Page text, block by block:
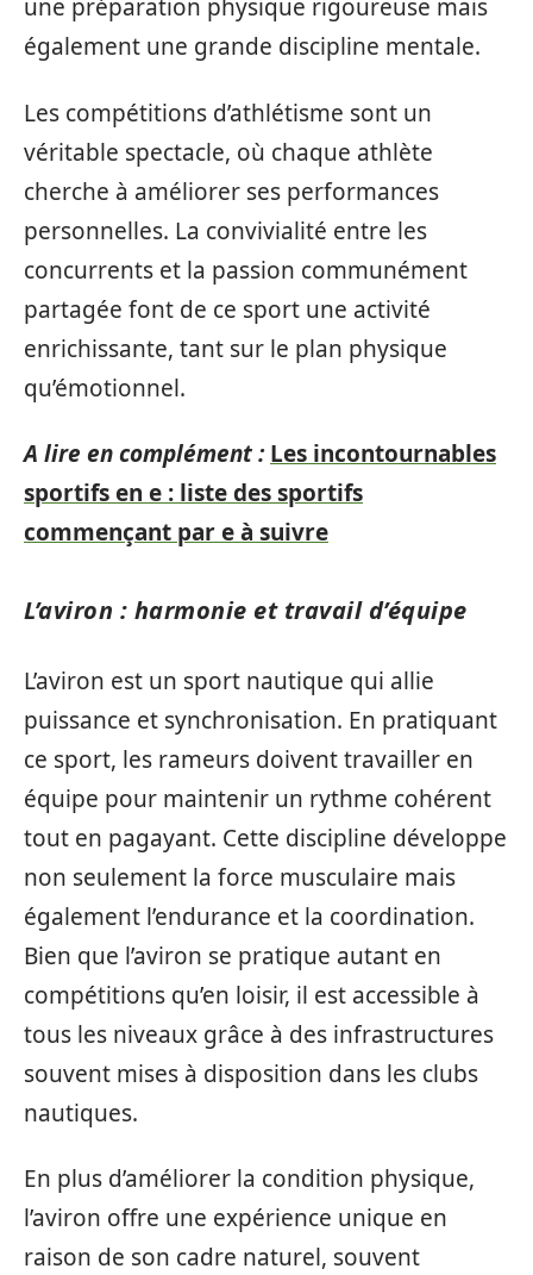
une préparation physique rigoureuse mais
également une grande discipline mentale.
Les compétitions d’athlétisme sont un
véritable spectacle, où chaque athlète
cherche à améliorer ses performances
personnelles. La convivialité entre les
concurrents et la passion communément
partagée font de ce sport une activité
enrichissante, tant sur le plan physique
qu’émotionnel.
A lire en complément : Les incontournables
sportifs en e : liste des sportifs
commençant par e à suivre
L’aviron : harmonie et travail d’équipe
L’aviron est un sport nautique qui allie
puissance et synchronisation. En pratiquant
ce sport, les rameurs doivent travailler en
équipe pour maintenir un rythme cohérent
tout en pagayant. Cette discipline développe
non seulement la force musculaire mais
également l’endurance et la coordination.
Bien que l’aviron se pratique autant en
compétitions qu’en loisir, il est accessible à
tous les niveaux grâce à des infrastructures
souvent mises à disposition dans les clubs
nautiques.
En plus d’améliorer la condition physique,
l’aviron offre une expérience unique en
raison de son cadre naturel, souvent